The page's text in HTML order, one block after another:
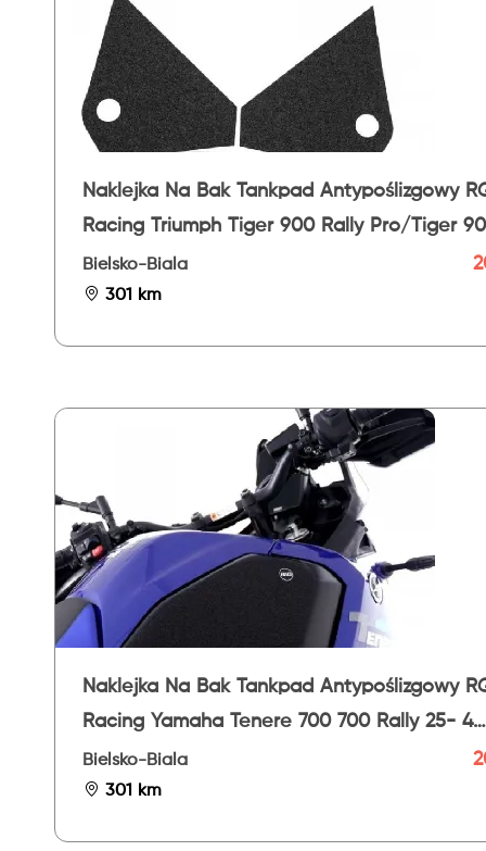
Naklejka Na Bak Tankpad Antypoślizgowy
Racing Triumph Tiger 900 Rally Pro/Tiger
Gt Pro 24-
Bielsko-Biala
301 km
Naklejka Na Bak Tankpad Antypoślizgowy
Racing Yamaha Tenere 700 700 Rally 25- 4
Części
Bielsko-Biala
301 km